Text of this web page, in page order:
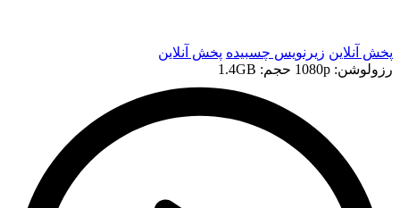
پخش آنلاین زیرنویس چسبیده پخش آنلاین
رزولوشن: 1080p
حجم: 1.4GB